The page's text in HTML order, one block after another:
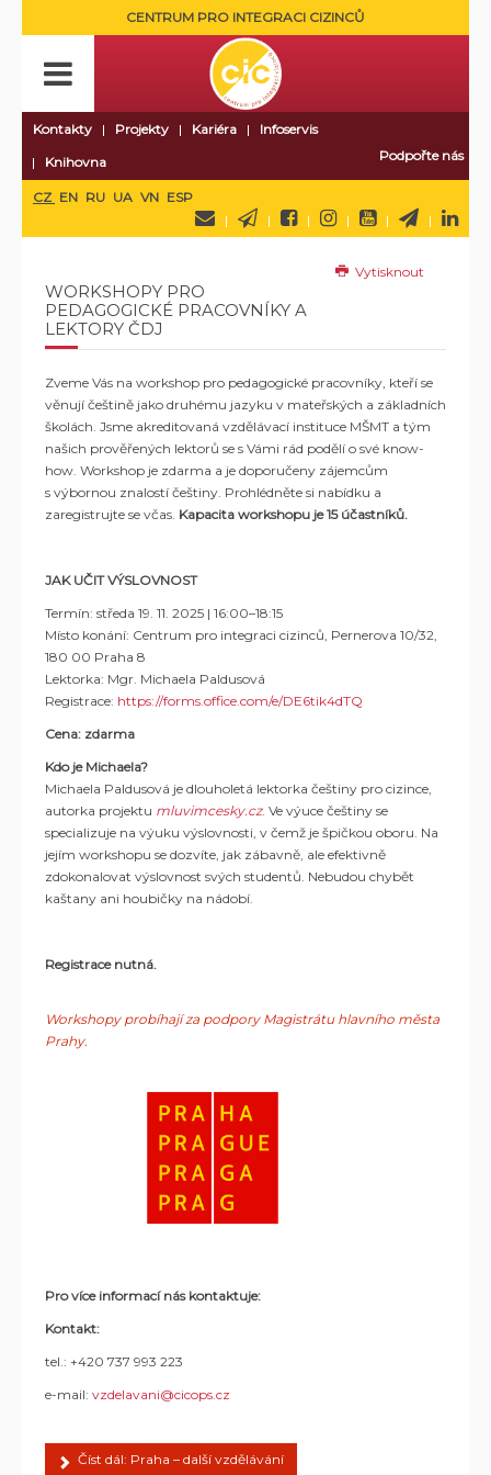
CENTRUM PRO INTEGRACI CIZINCŮ
Kontakty Projekty Kariéra
Infoservis
Knihovna
Podpořte nás
CZ EN RU UA VN ESP
Vytisknout
WORKSHOPY PRO
PEDAGOGICKÉ PRACOVNÍKY A
LEKTORY ČDJ
Zveme Vás na workshop pro pedagogické pracovníky, kteří se
věnují češtině jako druhému jazyku v mateřských a základních
školách. Jsme akreditovaná vzdělávací instituce MŠMT a tým
našich prověřených lektorů se s Vámi rád podělí o své know-
how. Workshop je zdarma a je doporučeny zájemcům
s výbornou znalostí češtiny. Prohlédněte si nabídku a
zaregistrujte se včas. Kapacita workshopu je 15 účastníků.
JAK UČIT VÝSLOVNOST
Termín: středa 19. 11. 2025 | 16:00–18:15
Místo konání: Centrum pro integraci cizinců, Pernerova 10/32,
180 00 Praha 8
Lektorka: Mgr. Michaela Paldusová
Registrace: https://forms.office.com/e/DE6tik4dTQ
Cena: zdarma
Kdo je Michaela?
Michaela Paldusová je dlouholetá lektorka češtiny pro cizince,
autorka projektu mluvimcesky.cz. Ve výuce češtiny se
specializuje na výuku výslovnosti, v čemž je špičkou oboru. Na
jejím workshopu se dozvíte, jak zábavně, ale efektivně
zdokonalovat výslovnost svých studentů. Nebudou chybět
kaštany ani houbičky na nádobí.
Registrace nutná.
Workshopy probíhají za podpory Magistrátu hlavního města
Prahy.
Pro více informací nás kontaktuje:
Kontakt:
tel.: +420 737 993 223
e-mail: vzdelavani@cicops.cz
Číst dál: Praha – další vzdělávání